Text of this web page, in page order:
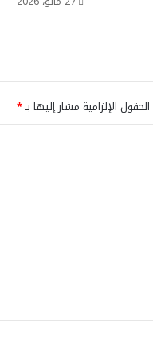
الحقول الإلزامية مشار إليها بـ*